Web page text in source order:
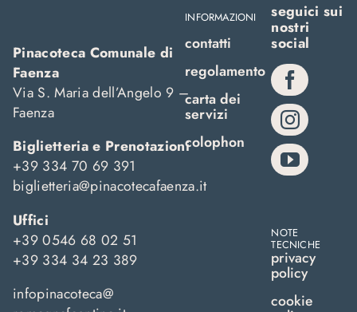
Pinacoteca Comunale di
Faenza
Via S. Maria dell’Angelo 9 –
Faenza
Biglietteria e Prenotazioni
+39 334 70 69 391
biglietteria@pinacotecafaenza.it
Uffici
+39 0546 68 02 51
+39 334 34 23 389
infopinacoteca@
INFORMAZIONI
contatti
regolamento
carta dei
servizi
colophon
seguici sui
nostri
social
NOTE
TECNICHE
privacy
policy
cookie